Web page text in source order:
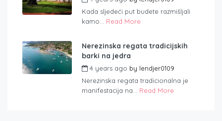
Kada sljedeći put budete razmišljali
kamo... Read More
Nerezinska regata tradicijskih
barki na jedra
4 years ago by lendjer0109
Nerezinska regata tradicionalna je
manifestacija na... Read More